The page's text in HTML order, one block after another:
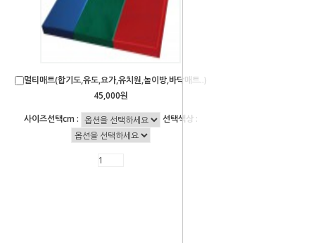
멀티매트(합기도,유도,요가,유치원,놀이방,바닥매트..)
45,000원
사이즈선택cm :
선택색상 :